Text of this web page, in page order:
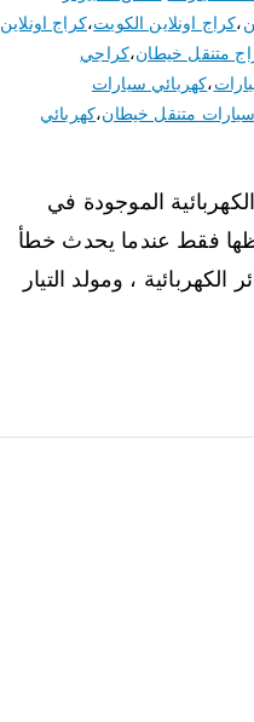
،كراج اونلاين الكويت،كراج اونلاين
متنقل خيطان،كراجي
،كهربائي سيارات
متنقل خيطان،كهربائي
الموجودة في
فقط عندما يحدث خطأ
، ومولد التيار